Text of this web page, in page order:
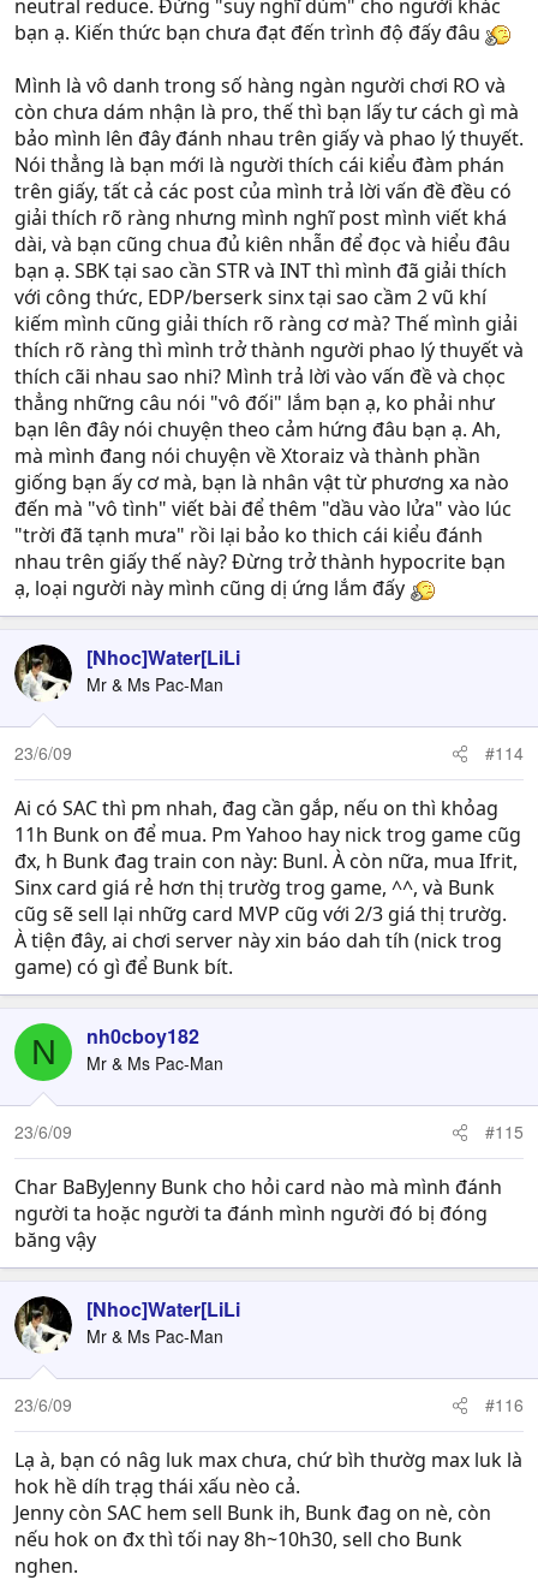
neutral reduce. Đừng "suy nghĩ dùm" cho người khác
bạn ạ. Kiến thức bạn chưa đạt đến trình độ đấy đâu
Mình là vô danh trong số hàng ngàn người chơi RO và
còn chưa dám nhận là pro, thế thì bạn lấy tư cách gì mà
bảo mình lên đây đánh nhau trên giấy và phao lý thuyết.
Nói thẳng là bạn mới là người thích cái kiểu đàm phán
trên giấy, tất cả các post của mình trả lời vấn đề đều có
giải thích rõ ràng nhưng mình nghĩ post mình viết khá
dài, và bạn cũng chua đủ kiên nhẫn để đọc và hiểu đâu
bạn ạ. SBK tại sao cần STR và INT thì mình đã giải thích
với công thức, EDP/berserk sinx tại sao cầm 2 vũ khí
kiếm mình cũng giải thích rõ ràng cơ mà? Thế mình giải
thích rõ ràng thì mình trở thành người phao lý thuyết và
thích cãi nhau sao nhi? Mình trả lời vào vấn đề và chọc
thẳng những câu nói "vô đối" lắm bạn ạ, ko phải như
bạn lên đây nói chuyện theo cảm hứng đâu bạn ạ. Ah,
mà mình đang nói chuyện về Xtoraiz và thành phần
giống bạn ấy cơ mà, bạn là nhân vật từ phương xa nào
đến mà "vô tình" viết bài để thêm "dầu vào lửa" vào lúc
"trời đã tạnh mưa" rồi lại bảo ko thich cái kiểu đánh
nhau trên giấy thế này? Đừng trở thành hypocrite bạn
ạ, loại người này mình cũng dị ứng lắm đấy
[Nhoc]Water[LiLi
Mr & Ms Pac-Man
23/6/09 #114
Ai có SAC thì pm nhah, đag cần gắp, nếu on thì khỏag
11h Bunk on để mua. Pm Yahoo hay nick trog game cũg
đx, h Bunk đag train con này: Bunl. À còn nữa, mua Ifrit,
Sinx card giá rẻ hơn thị trườg trog game, ^^, và Bunk
cũg sẽ sell lại nhữg card MVP cũg với 2/3 giá thị trườg.
À tiện đây, ai chơi server này xin báo dah tíh (nick trog
game) có gì để Bunk bít.
N nh0cboy182
Mr & Ms Pac-Man
23/6/09 #115
Char BaByJenny Bunk cho hỏi card nào mà mình đánh
người ta hoặc người ta đánh mình người đó bị đóng
băng vậy
[Nhoc]Water[LiLi
Mr & Ms Pac-Man
23/6/09 #116
Lạ à, bạn có nâg luk max chưa, chứ bìh thườg max luk là
hok hề díh trạg thái xấu nèo cả.
Jenny còn SAC hem sell Bunk ih, Bunk đag on nè, còn
nếu hok on đx thì tối nay 8h~10h30, sell cho Bunk
nghen.